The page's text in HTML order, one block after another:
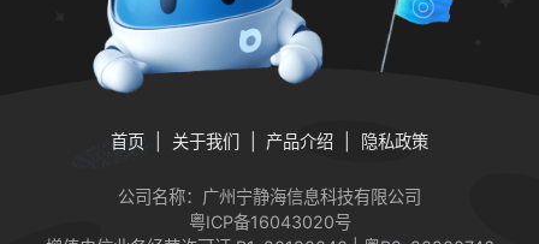
首页 关于我们 产品介绍 隐私政策
公司名称：广州宁静海信息科技有限公司
粤ICP备16043020号